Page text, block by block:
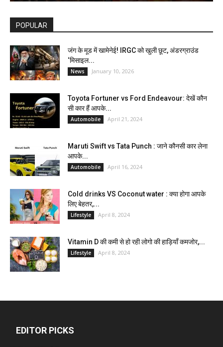
POPULAR
जंग के मूड में खामेनेई! IRGC को खुली छूट, अंडरग्राउंड
‘मिसाइल...
News January 10, 2026
Toyota Fortuner vs Ford Endeavour: देखें कौन
सी कार हैं आपके...
Automobile April 21, 2024
Maruti Swift vs Tata Punch : जाने कौनसी कार लेना
आपके...
Automobile April 16, 2024
Cold drinks VS Coconut water : क्या होगा आपके
लिए बेहतर,...
Lifestyle April 8, 2024
Vitamin D की कमी से हो रही लोगो की हाड़ियाँ कमजोर,...
Lifestyle April 8, 2024
EDITOR PICKS